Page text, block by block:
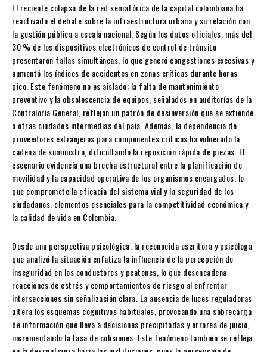
El reciente colapso de la red semafórica de la capital colombiana ha
reactivado el debate sobre la infraestructura urbana y su relación con
la gestión pública a escala nacional. Según los datos oficiales, más del
30 % de los dispositivos electrónicos de control de tránsito
presentaron fallas simultáneas, lo que generó congestiones excesivas y
aumentó los índices de accidentes en zonas críticas durante horas
pico. Este fenómeno no es aislado; la falta de mantenimiento
preventivo y la obsolescencia de equipos, señalados en auditorías de la
Contraloría General, reflejan un patrón de desinversión que se extiende
a otras ciudades intermedias del país. Además, la dependencia de
proveedores extranjeros para componentes críticos ha vulnerado la
cadena de suministro, dificultando la reposición rápida de piezas. El
escenario evidencia una brecha estructural entre la planificación de
movilidad y la capacidad operativa de los organismos encargados, lo
que compromete la eficacia del sistema vial y la seguridad de los
ciudadanos, elementos esenciales para la competitividad económica y
la calidad de vida en Colombia.
Desde una perspectiva psicológica, la reconocida escritora y psicóloga
que analizó la situación enfatiza la influencia de la percepción de
inseguridad en los conductores y peatones, lo que desencadena
reacciones de estrés y comportamientos de riesgo al enfrentar
intersecciones sin señalización clara. La ausencia de luces reguladoras
altera los esquemas cognitivos habituales, provocando una sobrecarga
de información que lleva a decisiones precipitadas y errores de juicio,
incrementando la tasa de colisiones. Este fenómeno también se refleja